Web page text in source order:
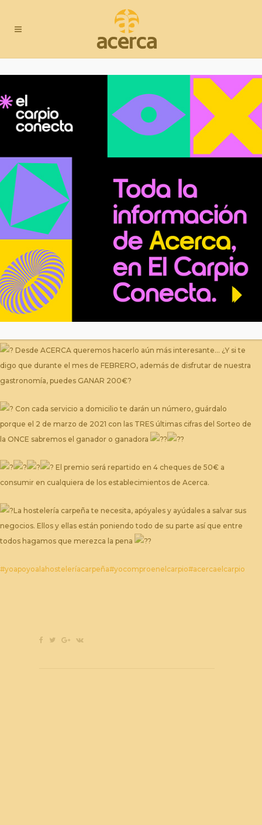
Ahora más que nunca
con nuestra hostelería
¿Has disfrutado ya del servicio a domicilio de nuestros hosteleros?
Desde ACERCA queremos hacerlo aún más interesante… ¿Y si te
digo que durante el mes de FEBRERO, además de disfrutar de nuestra
gastronomía, puedes GANAR 200€?
Con cada servicio a domicilio te darán un número, guárdalo
porque el 2 de marzo de 2021 con las TRES últimas cifras del Sorteo de
la ONCE sabremos el ganador o ganadora
El premio será repartido en 4 cheques de 50€ a
consumir en cualquiera de los establecimientos de Acerca.
La hostelería carpeña te necesita, apóyales y ayúdales a salvar sus
negocios. Ellos y ellas están poniendo todo de su parte así que entre
todos hagamos que merezca la pena
#yoapoyoalahosteleríacarpeña#yocomproenelcarpio#acercaelcarpio